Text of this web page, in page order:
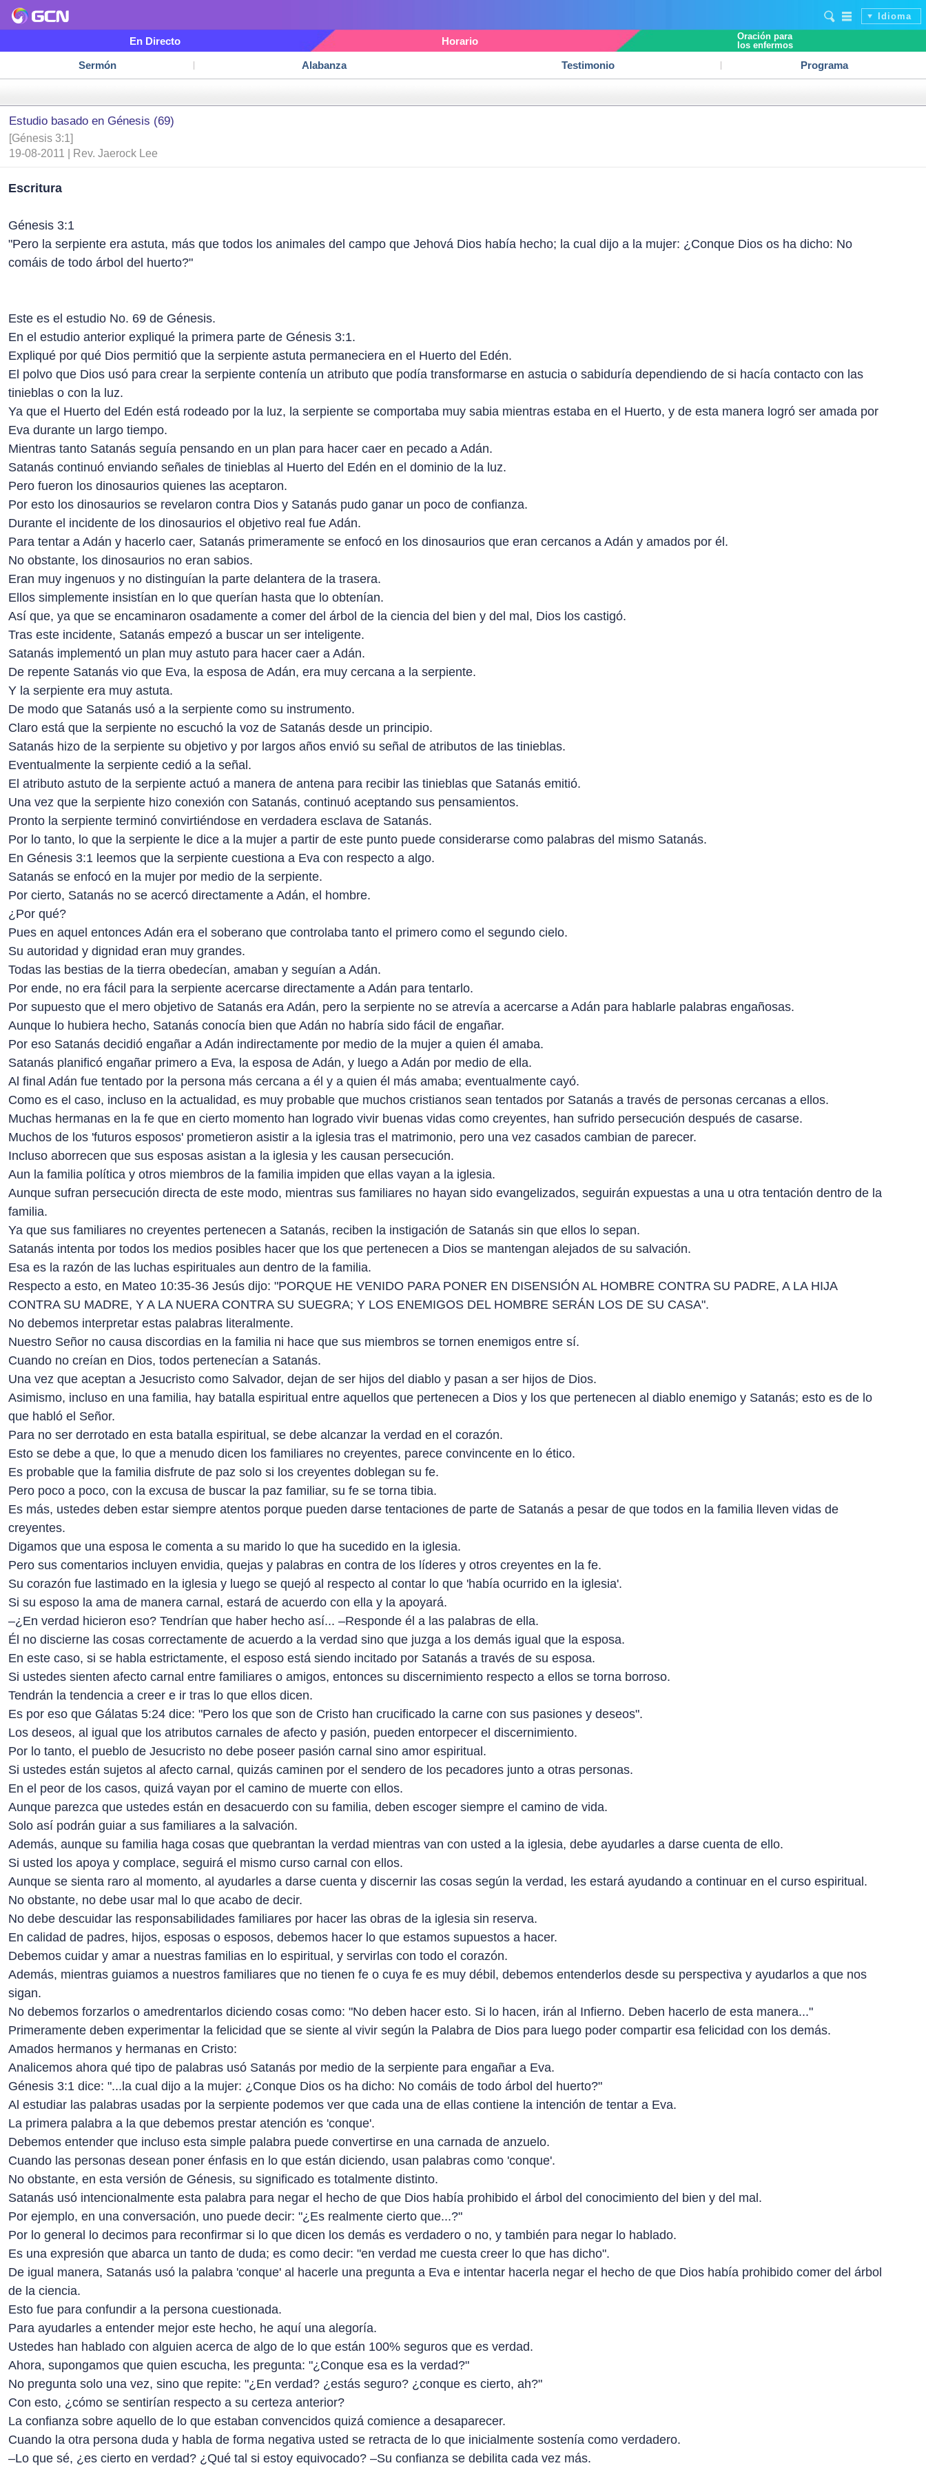
Idioma
En Directo Horario
Oración para
los enfermos
Sermón Alabanza Testimonio Programa
Estudio basado en Génesis (69)
[Génesis 3:1]
19-08-2011 | Rev. Jaerock Lee
Escritura
Génesis 3:1
"Pero la serpiente era astuta, más que todos los animales del campo que Jehová Dios había hecho; la cual dijo a la mujer: ¿Conque Dios os ha dicho: No
comáis de todo árbol del huerto?"
Este es el estudio No. 69 de Génesis.
En el estudio anterior expliqué la primera parte de Génesis 3:1.
Expliqué por qué Dios permitió que la serpiente astuta permaneciera en el Huerto del Edén.
El polvo que Dios usó para crear la serpiente contenía un atributo que podía transformarse en astucia o sabiduría dependiendo de si hacía contacto con las
tinieblas o con la luz.
Ya que el Huerto del Edén está rodeado por la luz, la serpiente se comportaba muy sabia mientras estaba en el Huerto, y de esta manera logró ser amada por
Eva durante un largo tiempo.
Mientras tanto Satanás seguía pensando en un plan para hacer caer en pecado a Adán.
Satanás continuó enviando señales de tinieblas al Huerto del Edén en el dominio de la luz.
Pero fueron los dinosaurios quienes las aceptaron.
Por esto los dinosaurios se revelaron contra Dios y Satanás pudo ganar un poco de confianza.
Durante el incidente de los dinosaurios el objetivo real fue Adán.
Para tentar a Adán y hacerlo caer, Satanás primeramente se enfocó en los dinosaurios que eran cercanos a Adán y amados por él.
No obstante, los dinosaurios no eran sabios.
Eran muy ingenuos y no distinguían la parte delantera de la trasera.
Ellos simplemente insistían en lo que querían hasta que lo obtenían.
Así que, ya que se encaminaron osadamente a comer del árbol de la ciencia del bien y del mal, Dios los castigó.
Tras este incidente, Satanás empezó a buscar un ser inteligente.
Satanás implementó un plan muy astuto para hacer caer a Adán.
De repente Satanás vio que Eva, la esposa de Adán, era muy cercana a la serpiente.
Y la serpiente era muy astuta.
De modo que Satanás usó a la serpiente como su instrumento.
Claro está que la serpiente no escuchó la voz de Satanás desde un principio.
Satanás hizo de la serpiente su objetivo y por largos años envió su señal de atributos de las tinieblas.
Eventualmente la serpiente cedió a la señal.
El atributo astuto de la serpiente actuó a manera de antena para recibir las tinieblas que Satanás emitió.
Una vez que la serpiente hizo conexión con Satanás, continuó aceptando sus pensamientos.
Pronto la serpiente terminó convirtiéndose en verdadera esclava de Satanás.
Por lo tanto, lo que la serpiente le dice a la mujer a partir de este punto puede considerarse como palabras del mismo Satanás.
En Génesis 3:1 leemos que la serpiente cuestiona a Eva con respecto a algo.
Satanás se enfocó en la mujer por medio de la serpiente.
Por cierto, Satanás no se acercó directamente a Adán, el hombre.
¿Por qué?
Pues en aquel entonces Adán era el soberano que controlaba tanto el primero como el segundo cielo.
Su autoridad y dignidad eran muy grandes.
Todas las bestias de la tierra obedecían, amaban y seguían a Adán.
Por ende, no era fácil para la serpiente acercarse directamente a Adán para tentarlo.
Por supuesto que el mero objetivo de Satanás era Adán, pero la serpiente no se atrevía a acercarse a Adán para hablarle palabras engañosas.
Aunque lo hubiera hecho, Satanás conocía bien que Adán no habría sido fácil de engañar.
Por eso Satanás decidió engañar a Adán indirectamente por medio de la mujer a quien él amaba.
Satanás planificó engañar primero a Eva, la esposa de Adán, y luego a Adán por medio de ella.
Al final Adán fue tentado por la persona más cercana a él y a quien él más amaba; eventualmente cayó.
Como es el caso, incluso en la actualidad, es muy probable que muchos cristianos sean tentados por Satanás a través de personas cercanas a ellos.
Muchas hermanas en la fe que en cierto momento han logrado vivir buenas vidas como creyentes, han sufrido persecución después de casarse.
Muchos de los 'futuros esposos' prometieron asistir a la iglesia tras el matrimonio, pero una vez casados cambian de parecer.
Incluso aborrecen que sus esposas asistan a la iglesia y les causan persecución.
Aun la familia política y otros miembros de la familia impiden que ellas vayan a la iglesia.
Aunque sufran persecución directa de este modo, mientras sus familiares no hayan sido evangelizados, seguirán expuestas a una u otra tentación dentro de la
familia.
Ya que sus familiares no creyentes pertenecen a Satanás, reciben la instigación de Satanás sin que ellos lo sepan.
Satanás intenta por todos los medios posibles hacer que los que pertenecen a Dios se mantengan alejados de su salvación.
Esa es la razón de las luchas espirituales aun dentro de la familia.
Respecto a esto, en Mateo 10:35-36 Jesús dijo: "PORQUE HE VENIDO PARA PONER EN DISENSIÓN AL HOMBRE CONTRA SU PADRE, A LA HIJA
CONTRA SU MADRE, Y A LA NUERA CONTRA SU SUEGRA; Y LOS ENEMIGOS DEL HOMBRE SERÁN LOS DE SU CASA".
No debemos interpretar estas palabras literalmente.
Nuestro Señor no causa discordias en la familia ni hace que sus miembros se tornen enemigos entre sí.
Cuando no creían en Dios, todos pertenecían a Satanás.
Una vez que aceptan a Jesucristo como Salvador, dejan de ser hijos del diablo y pasan a ser hijos de Dios.
Asimismo, incluso en una familia, hay batalla espiritual entre aquellos que pertenecen a Dios y los que pertenecen al diablo enemigo y Satanás; esto es de lo
que habló el Señor.
Para no ser derrotado en esta batalla espiritual, se debe alcanzar la verdad en el corazón.
Esto se debe a que, lo que a menudo dicen los familiares no creyentes, parece convincente en lo ético.
Es probable que la familia disfrute de paz solo si los creyentes doblegan su fe.
Pero poco a poco, con la excusa de buscar la paz familiar, su fe se torna tibia.
Es más, ustedes deben estar siempre atentos porque pueden darse tentaciones de parte de Satanás a pesar de que todos en la familia lleven vidas de
creyentes.
Digamos que una esposa le comenta a su marido lo que ha sucedido en la iglesia.
Pero sus comentarios incluyen envidia, quejas y palabras en contra de los líderes y otros creyentes en la fe.
Su corazón fue lastimado en la iglesia y luego se quejó al respecto al contar lo que 'había ocurrido en la iglesia'.
Si su esposo la ama de manera carnal, estará de acuerdo con ella y la apoyará.
–¿En verdad hicieron eso? Tendrían que haber hecho así... –Responde él a las palabras de ella.
Él no discierne las cosas correctamente de acuerdo a la verdad sino que juzga a los demás igual que la esposa.
En este caso, si se habla estrictamente, el esposo está siendo incitado por Satanás a través de su esposa.
Si ustedes sienten afecto carnal entre familiares o amigos, entonces su discernimiento respecto a ellos se torna borroso.
Tendrán la tendencia a creer e ir tras lo que ellos dicen.
Es por eso que Gálatas 5:24 dice: "Pero los que son de Cristo han crucificado la carne con sus pasiones y deseos".
Los deseos, al igual que los atributos carnales de afecto y pasión, pueden entorpecer el discernimiento.
Por lo tanto, el pueblo de Jesucristo no debe poseer pasión carnal sino amor espiritual.
Si ustedes están sujetos al afecto carnal, quizás caminen por el sendero de los pecadores junto a otras personas.
En el peor de los casos, quizá vayan por el camino de muerte con ellos.
Aunque parezca que ustedes están en desacuerdo con su familia, deben escoger siempre el camino de vida.
Solo así podrán guiar a sus familiares a la salvación.
Además, aunque su familia haga cosas que quebrantan la verdad mientras van con usted a la iglesia, debe ayudarles a darse cuenta de ello.
Si usted los apoya y complace, seguirá el mismo curso carnal con ellos.
Aunque se sienta raro al momento, al ayudarles a darse cuenta y discernir las cosas según la verdad, les estará ayudando a continuar en el curso espiritual.
No obstante, no debe usar mal lo que acabo de decir.
No debe descuidar las responsabilidades familiares por hacer las obras de la iglesia sin reserva.
En calidad de padres, hijos, esposas o esposos, debemos hacer lo que estamos supuestos a hacer.
Debemos cuidar y amar a nuestras familias en lo espiritual, y servirlas con todo el corazón.
Además, mientras guiamos a nuestros familiares que no tienen fe o cuya fe es muy débil, debemos entenderlos desde su perspectiva y ayudarlos a que nos
sigan.
No debemos forzarlos o amedrentarlos diciendo cosas como: "No deben hacer esto. Si lo hacen, irán al Infierno. Deben hacerlo de esta manera..."
Primeramente deben experimentar la felicidad que se siente al vivir según la Palabra de Dios para luego poder compartir esa felicidad con los demás.
Amados hermanos y hermanas en Cristo:
Analicemos ahora qué tipo de palabras usó Satanás por medio de la serpiente para engañar a Eva.
Génesis 3:1 dice: "...la cual dijo a la mujer: ¿Conque Dios os ha dicho: No comáis de todo árbol del huerto?"
Al estudiar las palabras usadas por la serpiente podemos ver que cada una de ellas contiene la intención de tentar a Eva.
La primera palabra a la que debemos prestar atención es 'conque'.
Debemos entender que incluso esta simple palabra puede convertirse en una carnada de anzuelo.
Cuando las personas desean poner énfasis en lo que están diciendo, usan palabras como 'conque'.
No obstante, en esta versión de Génesis, su significado es totalmente distinto.
Satanás usó intencionalmente esta palabra para negar el hecho de que Dios había prohibido el árbol del conocimiento del bien y del mal.
Por ejemplo, en una conversación, uno puede decir: "¿Es realmente cierto que...?"
Por lo general lo decimos para reconfirmar si lo que dicen los demás es verdadero o no, y también para negar lo hablado.
Es una expresión que abarca un tanto de duda; es como decir: "en verdad me cuesta creer lo que has dicho".
De igual manera, Satanás usó la palabra 'conque' al hacerle una pregunta a Eva e intentar hacerla negar el hecho de que Dios había prohibido comer del árbol
de la ciencia.
Esto fue para confundir a la persona cuestionada.
Para ayudarles a entender mejor este hecho, he aquí una alegoría.
Ustedes han hablado con alguien acerca de algo de lo que están 100% seguros que es verdad.
Ahora, supongamos que quien escucha, les pregunta: "¿Conque esa es la verdad?"
No pregunta solo una vez, sino que repite: "¿En verdad? ¿estás seguro? ¿conque es cierto, ah?"
Con esto, ¿cómo se sentirían respecto a su certeza anterior?
La confianza sobre aquello de lo que estaban convencidos quizá comience a desaparecer.
Cuando la otra persona duda y habla de forma negativa usted se retracta de lo que inicialmente sostenía como verdadero.
–Lo que sé, ¿es cierto en verdad? ¿Qué tal si estoy equivocado? –Su confianza se debilita cada vez más.